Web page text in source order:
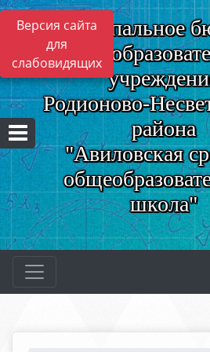
Версия сайта
для
слабовидящих
Муниципальное
Родионово-
района
"Авиловская
школа"